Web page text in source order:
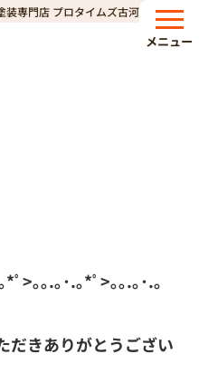
専門店 プロタイムズ古河店
メニュー
ﾟ>｡｡.｡･.｡*ﾟ>｡｡.｡･.｡
だきありがとうござい